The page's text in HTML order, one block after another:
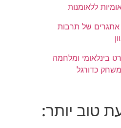
ללאומנות
של תרבות
ומלחמה
כדורגל
יותר: